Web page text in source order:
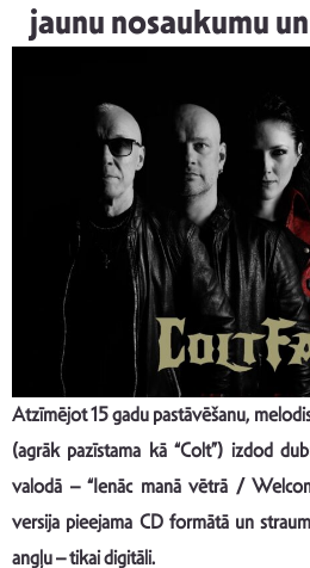
jaunu nosaukumu
Atzīmējot 15 gadu pastāvēšanu,
(agrāk pazīstama kā “Colt”) izdod
valodā – “Ienāc manā vētrā /
versija pieejama CD formātā un
angļu – tikai digitāli.